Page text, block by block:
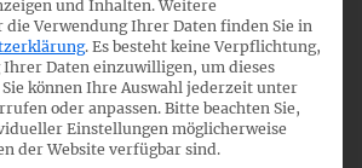
und somit des
der Unternehmen
Lanfermann kommentierte die
Entwürfe an die KOM wie folgt:
und Inhalten. Weitere
Verwendung Ihrer Daten finden Sie in
. Es besteht keine Verpflichtung,
Daten einzuwilligen, um dieses
Sie können Ihre Auswahl jederzeit unter
oder anpassen.Bitte beachten Sie,
Einstellungen möglicherweise
der Website verfügbar sind.